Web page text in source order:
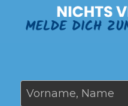
Vorname, Name